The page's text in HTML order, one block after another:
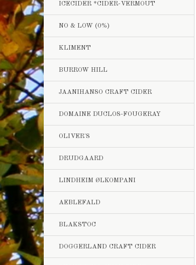
ICECIDER *CIDER-VERMOUT
NO & LOW (0%)
KLIMENT
BURROW HILL
JAANIHANSO CRAFT CIDER
DOMAINE DUCLOS-FOUGERAY
OLIVER'S
DRUDGAARD
LINDHEIM ØLKOMPANI
AEBLEFALD
BLAKSTOC
DOGGERLAND CRAFT CIDER